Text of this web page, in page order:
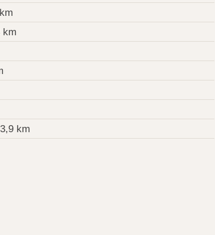
km
km